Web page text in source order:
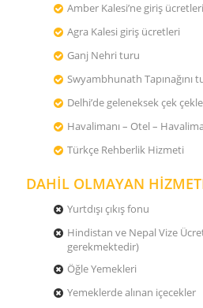
Amber Kalesi’ne giriş ücretleri
Agra Kalesi giriş ücretleri
Ganj Nehri turu
Swyambhunath Tapınağını
Delhi’de geleneksek çek
Havalimanı – Otel –
Türkçe Rehberlik Hizmeti
DAHİL OLMAYAN
Yurtdışı çıkış fonu
Hindistan ve Nepal Vize
gerekmektedir)
Öğle Yemekleri
Yemeklerde alınan içecekler